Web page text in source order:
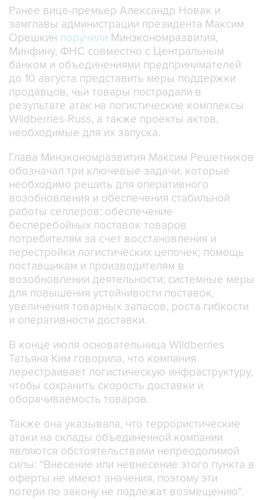
Ранее вице-премьер Александр Новак и
замглавы администрации президента Максим
Орешкин поручили Минэкономразвития,
Минфину, ФНС совместно с Центральным
банком и объединениями предпринимателей
до 10 августа представить меры поддержки
продавцов, чьи товары пострадали в
результате атак на логистические комплексы
Wildberries-Russ, а также проекты актов,
необходимые для их запуска.
Глава Минэкономразвития Максим Решетников
обозначал три ключевые задачи, которые
необходимо решить для оперативного
возобновления и обеспечения стабильной
работы селлеров: обеспечение
бесперебойных поставок товаров
потребителям за счет восстановления и
перестройки логистических цепочек; помощь
поставщикам и производителям в
возобновлении деятельности; системные меры
для повышения устойчивости поставок,
увеличения товарных запасов, роста гибкости
и оперативности доставки.
В конце июля основательница Wildberries
Татьяна Ким говорила, что компания
перестраивает логистическую инфраструктуру,
чтобы сохранить скорость доставки и
оборачиваемость товаров.
Также она указывала, что террористические
атаки на склады объединенной компании
являются обстоятельствами непреодолимой
силы: "Внесение или невнесение этого пункта в
оферты не имеют значения, поэтому эти
потери по закону не подлежат возмещению".